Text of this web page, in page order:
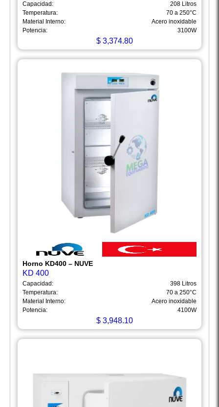
Capacidad:
208 Litros
Temperatura:
70 a 250°C
Material Interno:
Acero inoxidable
Potencia:
3100W
$3,374.80
Horno KD400 – NUVE
KD 400
Capacidad:
398 Litros
Temperatura:
70 a 250°C
Material Interno:
Acero inoxidable
Potencia:
4100W
$3,948.10